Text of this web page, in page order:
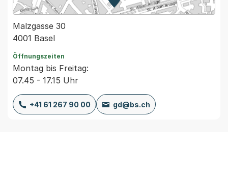
Zur Karte von MapBS.
Externer Link, wird in einem
Malzgasse 30
4001 Basel
Öffnungszeiten
Montag bis Freitag:
07.45 - 17.15 Uhr
+41 61 267 90 00 gd@bs.ch